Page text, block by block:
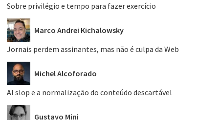
Sobre privilégio e tempo para fazer exercício
Marco Andrei Kichalowsky
Jornais perdem assinantes, mas não é culpa da Web
Michel Alcoforado
AI slop e a normalização do conteúdo descartável
Gustavo Mini